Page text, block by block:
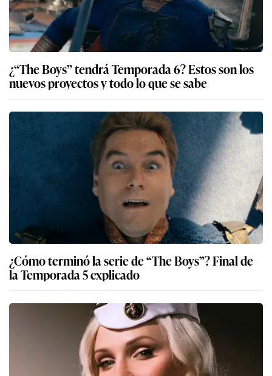
¿“The Boys” tendrá Temporada 6? Estos son los
nuevos proyectos y todo lo que se sabe
¿Cómo terminó la serie de “The Boys”? Final de
la Temporada 5 explicado